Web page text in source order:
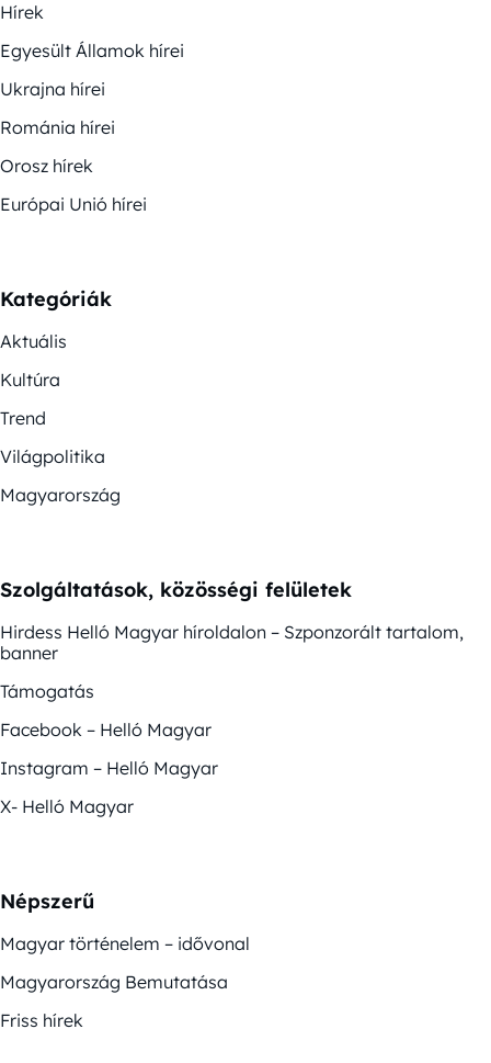
Hírek
Egyesült Államok hírei
Ukrajna hírei
Románia hírei
Orosz hírek
Európai Unió hírei
Kategóriák
Aktuális
Kultúra
Trend
Világpolitika
Magyarország
Szolgáltatások, közösségi felületek
Hirdess Helló Magyar híroldalon – Szponzorált tartalom,
banner
Támogatás
Facebook – Helló Magyar
Instagram – Helló Magyar
X- Helló Magyar
Népszerű
Magyar történelem – idővonal
Magyarország Bemutatása
Friss hírek